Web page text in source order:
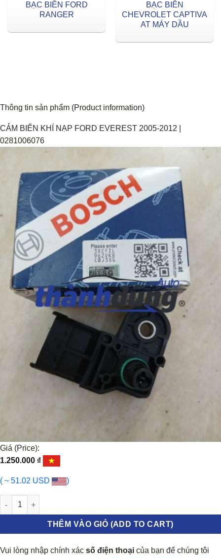
BẠC BIÊN FORD
RANGER
BẠC BIÊN
CHEVROLET CAPTIVA
AT MÁY DẦU
Thông tin sản phẩm (Product information)
CẢM BIẾN KHÍ NẠP FORD EVEREST 2005-2012 |
0281006076
Giá (Price):
1.250.000 ₫
( ~ 51.02 USD )
CẢM BIẾN KHÍ NẠP FORD EVEREST 2005-2012 | 0281006076 số
THÊM VÀO GIỎ (ADD TO CART)
Vui lòng nhập chính xác số điện thoại của bạn để chúng tôi